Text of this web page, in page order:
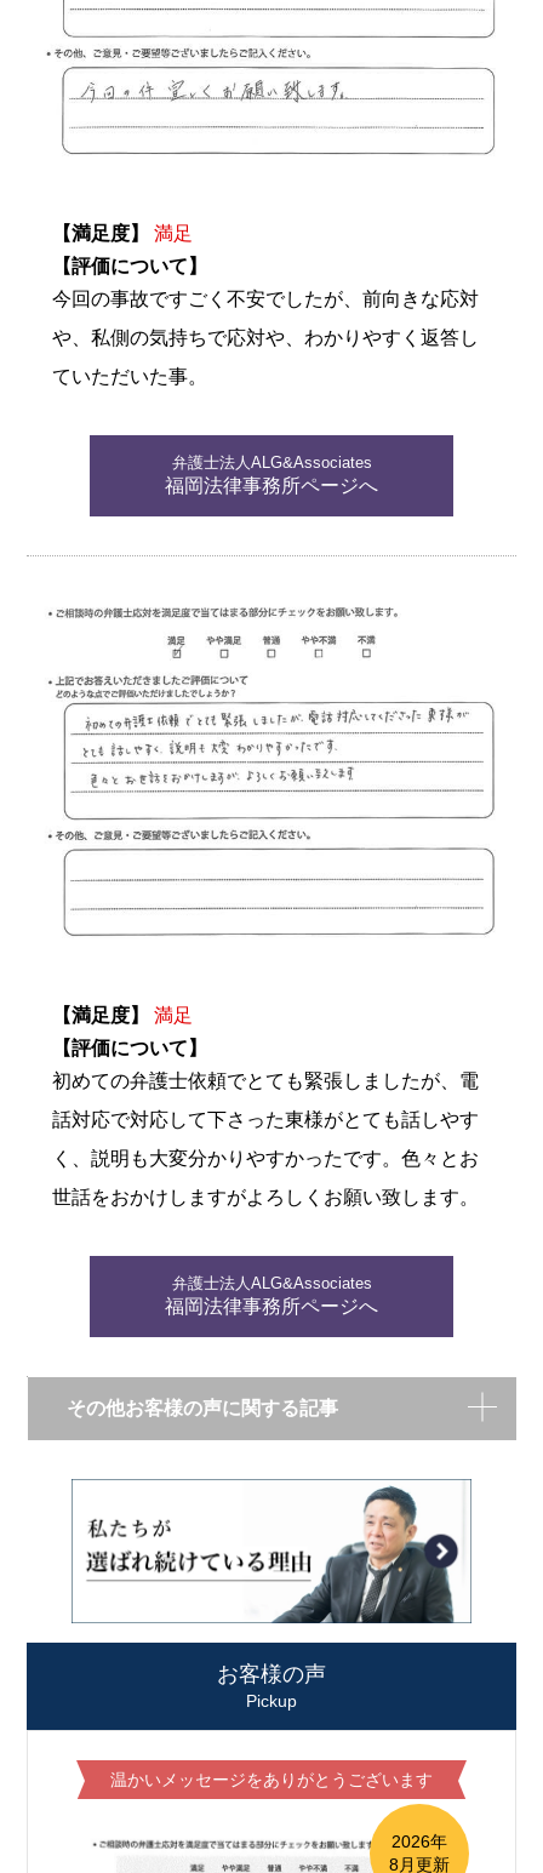
【満足度】
満足
【評価について】
今回の事故ですごく不安でしたが、前向きな応対
や、私側の気持ちで応対や、わかりやすく返答し
ていただいた事。
弁護士法人ALG&Associates
福岡法律事務所ページへ
【満足度】
満足
【評価について】
初めての弁護士依頼でとても緊張しましたが、電
話対応で対応して下さった東様がとても話しやす
く、説明も大変分かりやすかったです。色々とお
世話をおかけしますがよろしくお願い致します。
弁護士法人ALG&Associates
福岡法律事務所ページへ
その他お客様の声に関する記事
お客様の声
Pickup
温かいメッセージをありがとうございます
2026年
8月更新